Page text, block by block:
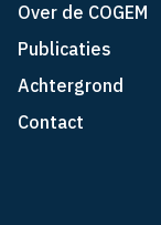
Over de COGEM
Publicaties
Achtergrond
Contact